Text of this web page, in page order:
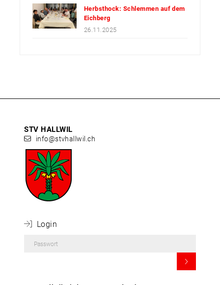
Herbsthock: Schlemmen auf dem
Eichberg
26.11.2025
STV HALLWIL
info@stvhallwil.ch
 Login